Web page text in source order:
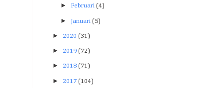
► Februari (4)
► Januari (5)
► 2020 (31)
► 2019 (72)
► 2018 (71)
► 2017 (104)